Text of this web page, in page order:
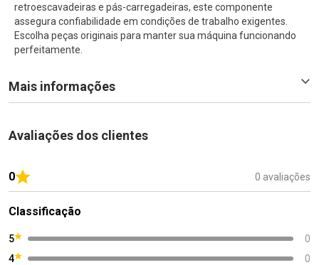
retroescavadeiras e pás-carregadeiras, este componente
assegura confiabilidade em condições de trabalho exigentes.
Escolha peças originais para manter sua máquina funcionando
perfeitamente.
Mais informações
Avaliações dos clientes
0 0 avaliações
Classificação
5
0
4
0